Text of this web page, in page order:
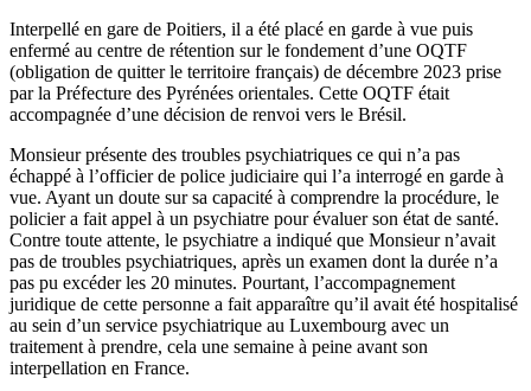
Interpellé en gare de Poitiers, il a été placé en garde à vue puis
enfermé au centre de rétention sur le fondement d’une OQTF
(obligation de quitter le territoire français) de décembre 2023 prise
par la Préfecture des Pyrénées orientales. Cette OQTF était
accompagnée d’une décision de renvoi vers le Brésil.
Monsieur présente des troubles psychiatriques ce qui n’a pas
échappé à l’officier de police judiciaire qui l’a interrogé en garde à
vue. Ayant un doute sur sa capacité à comprendre la procédure, le
policier a fait appel à un psychiatre pour évaluer son état de santé.
Contre toute attente, le psychiatre a indiqué que Monsieur n’avait
pas de troubles psychiatriques, après un examen dont la durée n’a
pas pu excéder les 20 minutes. Pourtant, l’accompagnement
juridique de cette personne a fait apparaître qu’il avait été hospitalisé
au sein d’un service psychiatrique au Luxembourg avec un
traitement à prendre, cela une semaine à peine avant son
interpellation en France.